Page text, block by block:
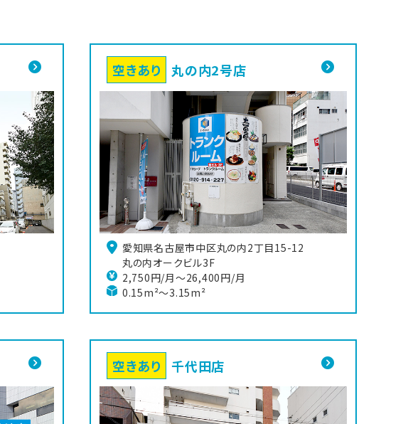
空きあり 丸の内2号店
愛知県名古屋市中区丸の内2丁目15-12
丸の内オークビル3F
2,750円/月〜26,400円/月
0.15m²～3.15m²
空きあり 千代田店